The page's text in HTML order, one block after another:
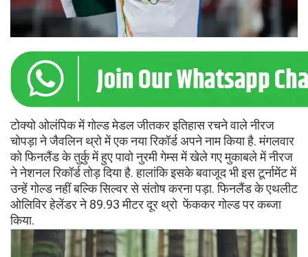
टोक्‍यो ओलंपिक में गोल्‍ड मेडल जीतकर इतिहास रचने वाले नीरज
चोपड़ा ने जैवलिन थ्रो में एक नया रिकॉर्ड अपने नाम किया है. मंगलवार
को फिनलैंड के तुर्कु में हुए पावो नुरमी गेम्स में खेले गए मुकाबले में नीरज
ने नेशनल रिकॉर्ड तोड़ दिया है. हालांकि इसके बवाजूद भी इस टूर्नामेंट में
उन्‍हें गोल्‍ड नहीं बल्कि सिल्‍वर से संतोष करना पड़ा. फिनलैंड के एथलीट
ओलिविर हेलेंडर ने 89.93 मीटर दूर थ्रो फेंककर गोल्‍ड पर कब्‍जा
किया.